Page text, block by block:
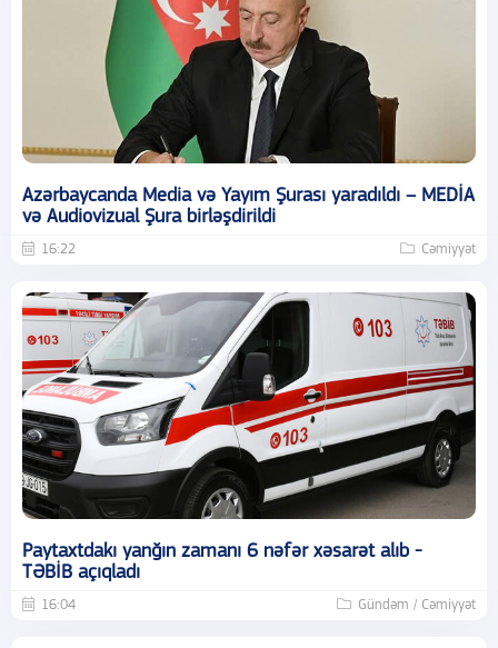
Azərbaycanda Media və Yayım Şurası yaradıldı – MEDİA
və Audiovizual Şura birləşdirildi
16:22 Cəmiyyət
Paytaxtdakı yanğın zamanı 6 nəfər xəsarət alıb -
TƏBİB açıqladı
16:04 Gündəm / Cəmiyyət